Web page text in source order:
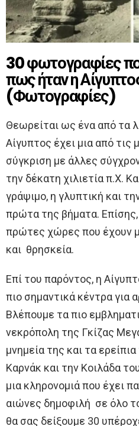
30 φωτογραφίες
πως ήταν η
(Φωτογραφίες)
Θεωρείται ως ένα από τα
Αίγυπτος έχει μια από τις
σύγκριση με άλλες
την δέκατη χιλιετία π.Χ.
γράψιμο, η γλυπτική και
πρώτα της βήματα. Επίσης,
πρώτες χώρες που έχουν
και θρησκεία.
Επί του παρόντος, η
πιο σημαντικά κέντρα για
Βλέπουμε τα πιο
νεκρόπολη της Γκίζας
μνημεία της και τα
Καρνάκ και την Κοιλάδα
μια κληρονομιά που έχει
αιώνες δημοφιλή σε όλο
θα σας δείξουμε 30